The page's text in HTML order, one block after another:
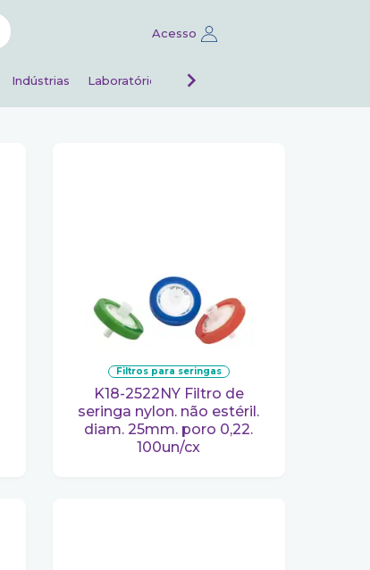
Acesso
Indústrias Laboratórios de análises
filtros para seringas
K18-2522NY Filtro de
seringa nylon. não estéril.
diam. 25mm. poro 0,22.
100un/cx